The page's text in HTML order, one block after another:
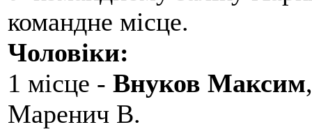
командне місце.
Чоловіки:
1 місце - Внуков Максим
Маренич В.